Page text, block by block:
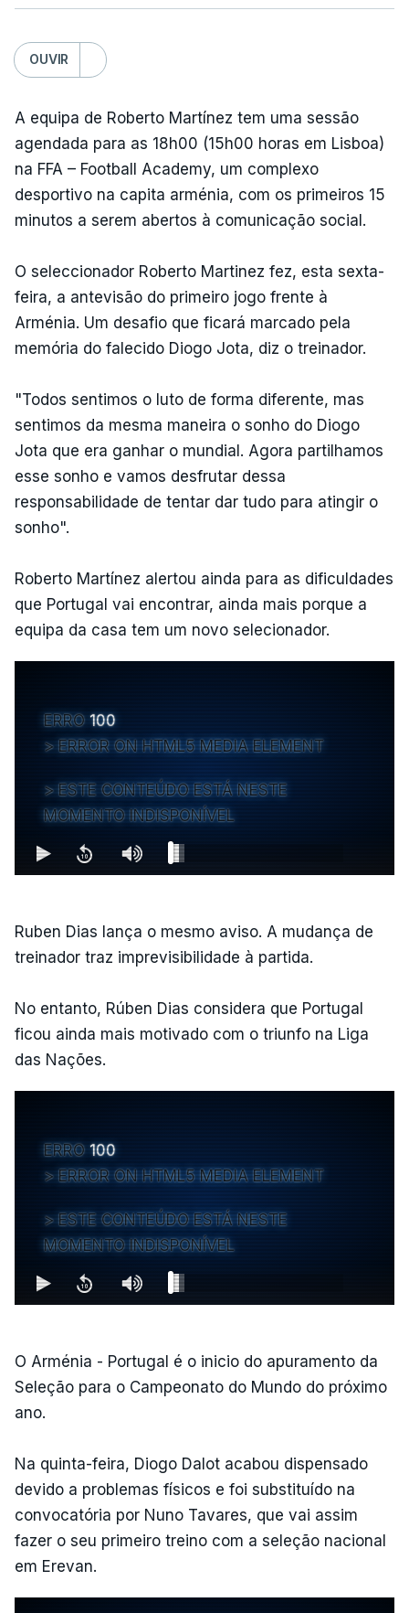
OUVIR
A equipa de Roberto Martínez tem uma sessão
agendada para as 18h00 (15h00 horas em Lisboa)
na FFA – Football Academy, um complexo
desportivo na capita arménia, com os primeiros 15
minutos a serem abertos à comunicação social.
O seleccionador Roberto Martinez fez, esta sexta-
feira, a antevisão do primeiro jogo frente à
Arménia. Um desafio que ficará marcado pela
memória do falecido Diogo Jota, diz o treinador.
"Todos sentimos o luto de forma diferente, mas
sentimos da mesma maneira o sonho do Diogo
Jota que era ganhar o mundial. Agora partilhamos
esse sonho e vamos desfrutar dessa
responsabilidade de tentar dar tudo para atingir o
sonho".
Roberto Martínez alertou ainda para as dificuldades
que Portugal vai encontrar, ainda mais porque a
equipa da casa tem um novo selecionador.
ERRO 100
ERROR ON HTML5 MEDIA ELEMENT
ESTE CONTEÚDO ESTÁ NESTE
MOMENTO INDISPONÍVEL
Ruben Dias lança o mesmo aviso. A mudança de
treinador traz imprevisibilidade à partida.
No entanto, Rúben Dias considera que Portugal
ficou ainda mais motivado com o triunfo na Liga
das Nações.
ERRO 100
ERROR ON HTML5 MEDIA ELEMENT
ESTE CONTEÚDO ESTÁ NESTE
MOMENTO INDISPONÍVEL
O Arménia - Portugal é o inicio do apuramento da
Seleção para o Campeonato do Mundo do próximo
ano.
Na quinta-feira, Diogo Dalot acabou dispensado
devido a problemas físicos e foi substituído na
convocatória por Nuno Tavares, que vai assim
fazer o seu primeiro treino com a seleção nacional
em Erevan.